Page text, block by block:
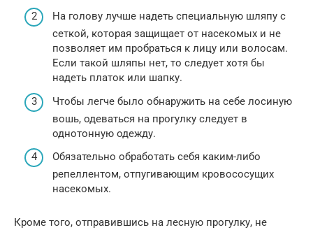
На голову лучше надеть специальную шляпу с
сеткой, которая защищает от насекомых и не
позволяет им пробраться к лицу или волосам.
Если такой шляпы нет, то следует хотя бы
надеть платок или шапку.
Чтобы легче было обнаружить на себе лосиную
вошь, одеваться на прогулку следует в
однотонную одежду.
Обязательно обработать себя каким-либо
репеллентом, отпугивающим кровососущих
насекомых.
Кроме того, отправившись на лесную прогулку, не